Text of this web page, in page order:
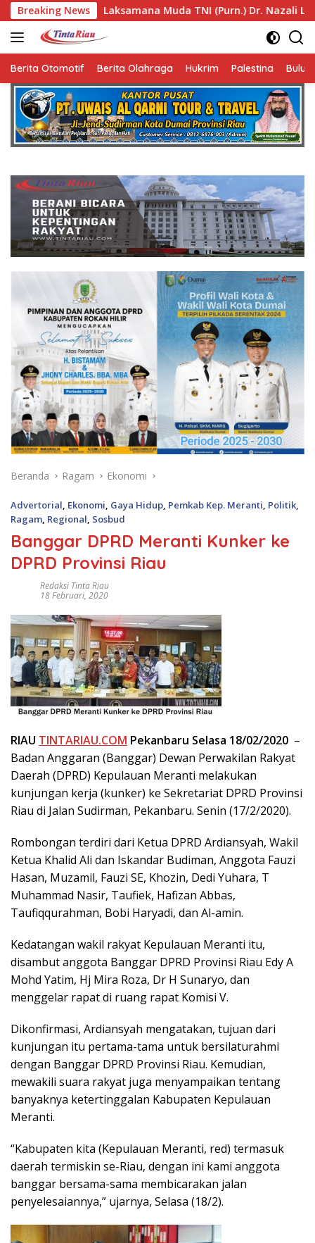
Langsung
ke
konten
Breaking NewsMuda TNI (Purn.) Dr. Nazali Lempo Layak
Berita Otomotif Berita Olahraga Hukrim Palestina
Beranda Ragam Ekonomi
Advertorial Ekonomi Gaya Hidup Pemkab Kep. Meranti Politik
Ragam Regional Sosbud
Banggar DPRD Meranti Kunker ke
DPRD Provinsi Riau
Redaksi Tinta Riau
18 Februari, 2020
RIAU TINTARIAU.COM Pekanbaru Selasa 18/02/2020 –
Badan Anggaran (Banggar) Dewan Perwakilan Rakyat
Daerah (DPRD) Kepulauan Meranti melakukan
kunjungan kerja (kunker) ke Sekretariat DPRD Provinsi
Riau di Jalan Sudirman, Pekanbaru. Senin (17/2/2020).
Rombongan terdiri dari Ketua DPRD Ardiansyah, Wakil
Ketua Khalid Ali dan Iskandar Budiman, Anggota Fauzi
Hasan, Muzamil, Fauzi SE, Khozin, Dedi Yuhara, T
Muhammad Nasir, Taufiek, Hafizan Abbas,
Taufiqqurahman, Bobi Haryadi, dan Al-amin.
Kedatangan wakil rakyat Kepulauan Meranti itu,
disambut anggota Banggar DPRD Provinsi Riau Edy A
Mohd Yatim, Hj Mira Roza, Dr H Sunaryo, dan
menggelar rapat di ruang rapat Komisi V.
Dikonfirmasi, Ardiansyah mengatakan, tujuan dari
kunjungan itu pertama-tama untuk bersilaturahmi
dengan Banggar DPRD Provinsi Riau. Kemudian,
mewakili suara rakyat juga menyampaikan tentang
banyaknya ketertinggalan Kabupaten Kepulauan
Meranti.
“Kabupaten kita (Kepulauan Meranti, red) termasuk
daerah termiskin se-Riau, dengan ini kami anggota
banggar bersama-sama membicarakan jalan
penyelesaiannya,” ujarnya, Selasa (18/2).